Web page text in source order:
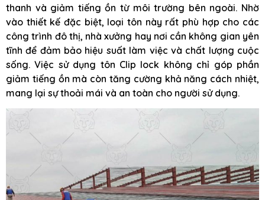
thanh và giảm tiếng ồn từ môi trường bên ngoài. Nhờ
vào thiết kế đặc biệt, loại tôn này rất phù hợp cho các
công trình đô thị, nhà xưởng hay nơi cần không gian yên
tĩnh để đảm bảo hiệu suất làm việc và chất lượng cuộc
sống. Việc sử dụng tôn Clip lock không chỉ góp phần
giảm tiếng ồn mà còn tăng cường khả năng cách nhiệt,
mang lại sự thoải mái và an toàn cho người sử dụng.